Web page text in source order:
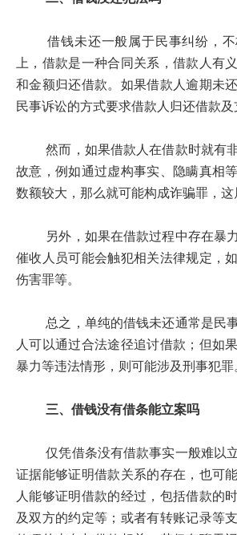
借钱未还一般属于民事纠纷，不
上，借款是一种合同关系，借款人有
和金额归还借款。如果借款人逾期未
民事诉讼的方式要求借款人归还借款及
然而，如果借款人在借款时就有非
故意，例如通过虚构事实、隐瞒真相
数额较大，那么就可能构成诈骗罪，这
另外，如果在借款过程中存在暴力
催收人员可能会触犯相关法律规定，
伤害罪等。
总之，单纯的借钱未还通常是民事
人可以通过合法途径追讨借款；但如
暴力等违法情形，则可能涉及刑事犯罪
三、借钱没有借条能立案吗
仅凭借条没有借款事实一般难以立
证据能够证明借款关系的存在，也可
人能够证明借款的经过，包括借款的
及双方的约定等；或者有转账记录等